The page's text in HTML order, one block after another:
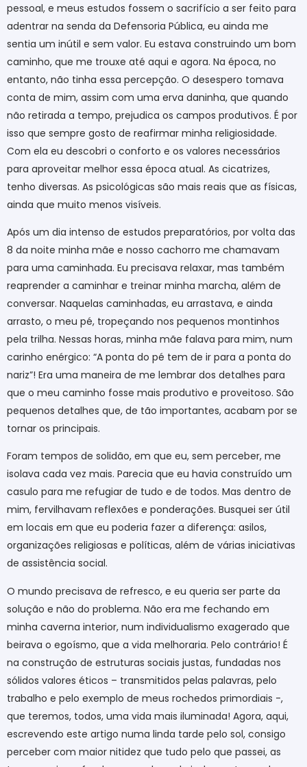
pessoal, e meus estudos fossem o sacrifício a ser feito para
adentrar na senda da Defensoria Pública, eu ainda me
sentia um inútil e sem valor. Eu estava construindo um bom
caminho, que me trouxe até aqui e agora. Na época, no
entanto, não tinha essa percepção. O desespero tomava
conta de mim, assim com uma erva daninha, que quando
não retirada a tempo, prejudica os campos produtivos. É por
isso que sempre gosto de reafirmar minha religiosidade.
Com ela eu descobri o conforto e os valores necessários
para aproveitar melhor essa época atual. As cicatrizes,
tenho diversas. As psicológicas são mais reais que as físicas,
ainda que muito menos visíveis.
Após um dia intenso de estudos preparatórios, por volta das
8 da noite minha mãe e nosso cachorro me chamavam
para uma caminhada. Eu precisava relaxar, mas também
reaprender a caminhar e treinar minha marcha, além de
conversar. Naquelas caminhadas, eu arrastava, e ainda
arrasto, o meu pé, tropeçando nos pequenos montinhos
pela trilha. Nessas horas, minha mãe falava para mim, num
carinho enérgico: “A ponta do pé tem de ir para a ponta do
nariz”! Era uma maneira de me lembrar dos detalhes para
que o meu caminho fosse mais produtivo e proveitoso. São
pequenos detalhes que, de tão importantes, acabam por se
tornar os principais.
Foram tempos de solidão, em que eu, sem perceber, me
isolava cada vez mais. Parecia que eu havia construído um
casulo para me refugiar de tudo e de todos. Mas dentro de
mim, fervilhavam reflexões e ponderações. Busquei ser útil
em locais em que eu poderia fazer a diferença: asilos,
organizações religiosas e políticas, além de várias iniciativas
de assistência social.
O mundo precisava de refresco, e eu queria ser parte da
solução e não do problema. Não era me fechando em
minha caverna interior, num individualismo exagerado que
beirava o egoísmo, que a vida melhoraria. Pelo contrário! É
na construção de estruturas sociais justas, fundadas nos
sólidos valores éticos – transmitidos pelas palavras, pelo
trabalho e pelo exemplo de meus rochedos primordiais -,
que teremos, todos, uma vida mais iluminada! Agora, aqui,
escrevendo este artigo numa linda tarde pelo sol, consigo
perceber com maior nitidez que tudo pelo que passei, as